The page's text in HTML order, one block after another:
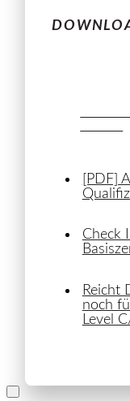
[PDF]
Check
Reicht
noch
Level